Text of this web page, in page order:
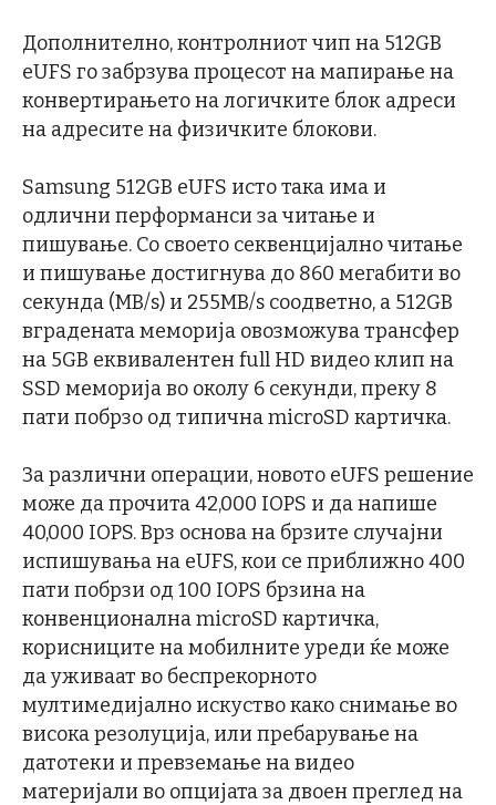
Дополнително, контролниот чип на 512GB
eUFS го забрзува процесот на мапирање на
конвертирањето на логичките блок адреси
на адресите на физичките блокови.
Samsung 512GB eUFS исто така има и
одлични перформанси за читање и
пишување. Со своето секвенцијално читање
и пишување достигнува до 860 мегабити во
секунда (MB/s) и 255MB/s соодветно, а 512GB
вградената меморија овозможува трансфер
на 5GB еквивалентен full HD видео клип на
SSD меморија во околу 6 секунди, преку 8
пати побрзо од типична microSD картичка.
За различни операции, новото eUFS решение
може да прочита 42,000 IOPS и да напише
40,000 IOPS. Врз основа на брзите случајни
испишувања на eUFS, кои се приближно 400
пати побрзи од 100 IOPS брзина на
конвенционална microSD картичка,
корисниците на мобилните уреди ќе може
да уживаат во беспрекорното
мултимедијално искуство како снимање во
висока резолуција, или пребарување на
датотеки и превземање на видео
материјали во опцијата за двоен преглед на